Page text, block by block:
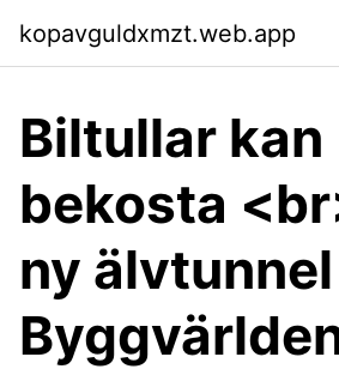
kopavguldxmzt.web.app
Biltullar kan
bekosta
ny